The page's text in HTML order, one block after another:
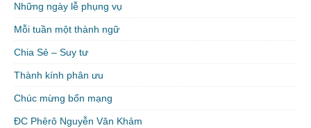
Những ngày lễ phụng vụ
Mỗi tuần một thành ngữ
Chia Sẻ – Suy tư
Thành kính phân ưu
Chúc mừng bổn mạng
ĐC Phêrô Nguyễn Văn Khảm